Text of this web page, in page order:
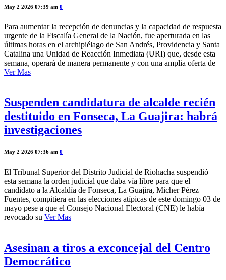
May 2 2026 07:39 am 0
Para aumentar la recepción de denuncias y la capacidad de respuesta
urgente de la Fiscalía General de la Nación, fue aperturada en las
últimas horas en el archipiélago de San Andrés, Providencia y Santa
Catalina una Unidad de Reacción Inmediata (URI) que, desde esta
semana, operará de manera permanente y con una amplia oferta de
Ver Mas
Suspenden candidatura de alcalde recién
destituido en Fonseca, La Guajira: habrá
investigaciones
May 2 2026 07:36 am 0
El Tribunal Superior del Distrito Judicial de Riohacha suspendió
esta semana la orden judicial que daba vía libre para que el
candidato a la Alcaldía de Fonseca, La Guajira, Micher Pérez
Fuentes, compitiera en las elecciones atípicas de este domingo 03 de
mayo pese a que el Consejo Nacional Electoral (CNE) le había
revocado su Ver Mas
Asesinan a tiros a exconcejal del Centro
Democrático